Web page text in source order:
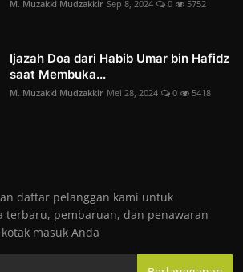
M. Muzakki Mudzakkir Sep 8, 2024 0 5752
Ijazah Doa dari Habib Umar bin Hafidz
saat Membuka...
M. Muzakki Mudzakkir Mei 28, 2024 0 5418
daftar pelanggan kami untuk
terbaru, pembaruan, dan penawaran
masuk Anda